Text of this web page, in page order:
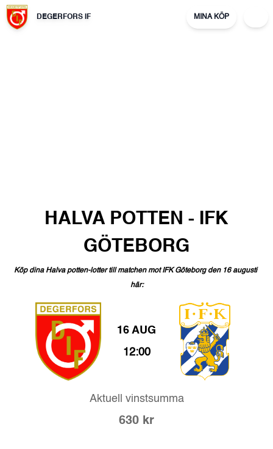
DEGERFORS IF MINA KÖP
HALVA POTTEN - IFK
GÖTEBORG
Köp dina Halva potten-lotter till matchen mot IFK Göteborg den 16 augusti
här:
16 AUG
12:00
Aktuell vinstsumma
630 kr